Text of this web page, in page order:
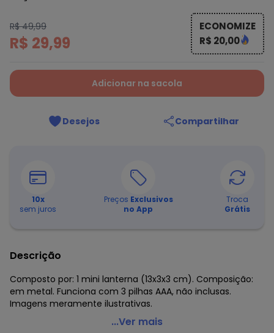
R$ 49,99
R$ 29,99
ECONOMIZE
R$ 20,00
Adicionar na sacola
Desejos Compartilhar
10x
sem juros
Preços Exclusivos
no App
Troca
Grátis
Descrição
Composto por: 1 mini lanterna (13x3x3 cm). Composição:
em metal. Funciona com 3 pilhas AAA, não inclusas.
Imagens meramente ilustrativas.
Mundo Lar - Mini Lanterna Telescópica Preta 1 Peça
...Ver mais